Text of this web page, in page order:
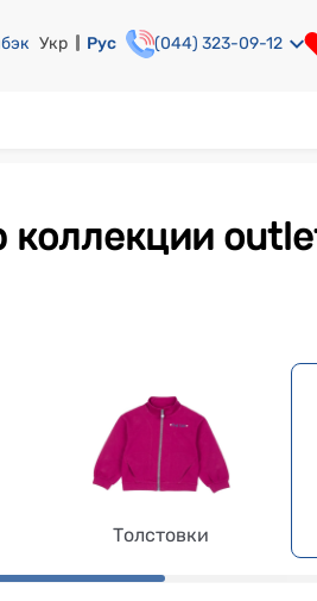
Укр Рус (044) 323-09-12
коллекции
Толстовки